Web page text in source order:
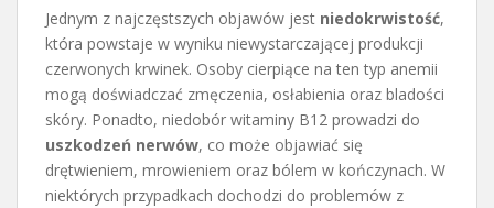
Jednym z najczęstszych objawów jest niedokrwistość,
która powstaje w wyniku niewystarczającej produkcji
czerwonych krwinek. Osoby cierpiące na ten typ anemii
mogą doświadczać zmęczenia, osłabienia oraz bladości
skóry. Ponadto, niedobór witaminy B12 prowadzi do
uszkodzeń nerwów, co może objawiać się
drętwieniem, mrowieniem oraz bólem w kończynach. W
niektórych przypadkach dochodzi do problemów z